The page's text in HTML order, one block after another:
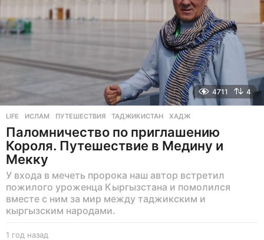
4711 4
LIFE ИСЛАМ ,ПУТЕШЕСТВИЯ ,ТАДЖИКИСТАН ,ХАДЖ
Паломничество по приглашению
Короля. Путешествие в Медину и
Мекку
У входа в мечеть пророка наш автор встретил
пожилого уроженца Кыргызстана и помолился
вместе с ним за мир между таджикским и
кыргызским народами.
1 год назад